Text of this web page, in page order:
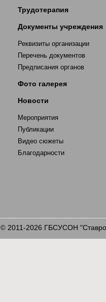
Трудотерапия
Документы учреждения
Реквизиты организации
Перечень документов
Предписания органов
Фото галерея
Новости
Мероприятия
Публикации
Видео сюжеты
Благодарности
©2011-2026 ГБСУСОН